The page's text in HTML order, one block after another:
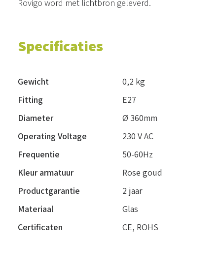
Rovigo word met lichtbron geleverd.
Specificaties
Gewicht
0,2 kg
Fitting
E27
Diameter
Ø 360mm
Operating Voltage
230 V AC
Frequentie
50-60Hz
Kleur armatuur
Rose goud
Productgarantie
2 jaar
Materiaal
Glas
Certificaten
CE, ROHS